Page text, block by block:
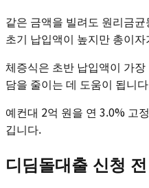
같은 금액을 빌려도 원리금
초기 납입액이 높지만 총이
체증식은 초반 납입액이 가
담을 줄이는 데 도움이 됩니
예컨대 2억 원을 연 3.0% 고
깁니다.
디딤돌대출 신청